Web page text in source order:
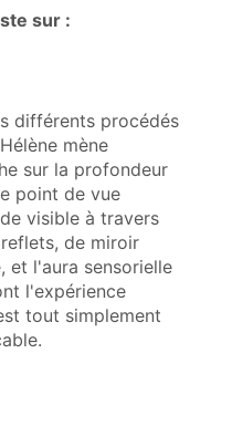
sur :
différents procédés
mène
sur la profondeur
point de vue
visible à travers
de miroir
et l'aura sensorielle
l'expérience
tout simplement